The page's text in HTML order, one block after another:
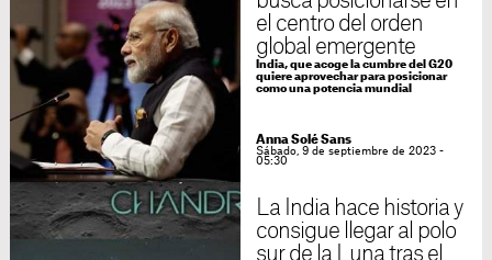
el centro del orden
global emergente
India, que acoge la cumbre del G20
quiere aprovechar para posicionar
como una potencia mundial
Anna Solé Sans
Sábado, 9 de septiembre de 2023 -
05:30
La India hace historia y
consigue llegar al polo
sur de la Luna tras el